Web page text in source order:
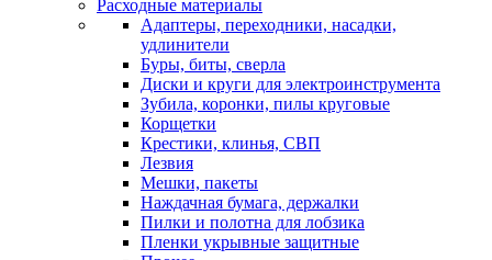
Расходные материалы
Адаптеры, переходники, насадки,
удлинители
Буры, биты, сверла
Диски и круги для электроинструмента
Зубила, коронки, пилы круговые
Корщетки
Крестики, клинья, СВП
Лезвия
Мешки, пакеты
Наждачная бумага, держалки
Пилки и полотна для лобзика
Пленки укрывные защитные